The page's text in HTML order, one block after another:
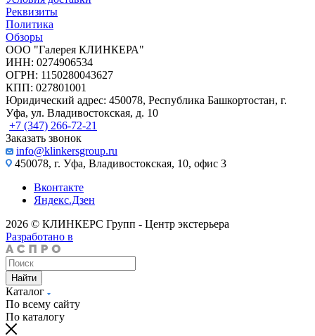
Реквизиты
Политика
Обзоры
ООО "Галерея КЛИНКЕРА"
ИНН: 0274906534
ОГРН: 1150280043627
КПП: 027801001
Юридический адрес: 450078, Республика Башкортостан, г.
Уфа, ул. Владивостокская, д. 10
+7 (347) 266-72-21
Заказать звонок
info@klinkersgroup.ru
450078, г. Уфа, Владивостокская, 10, офис 3
Вконтакте
Яндекс.Дзен
2026 © КЛИНКЕРС Групп - Центр экстерьера
Разработано в
Найти
Каталог
По всему сайту
По каталогу